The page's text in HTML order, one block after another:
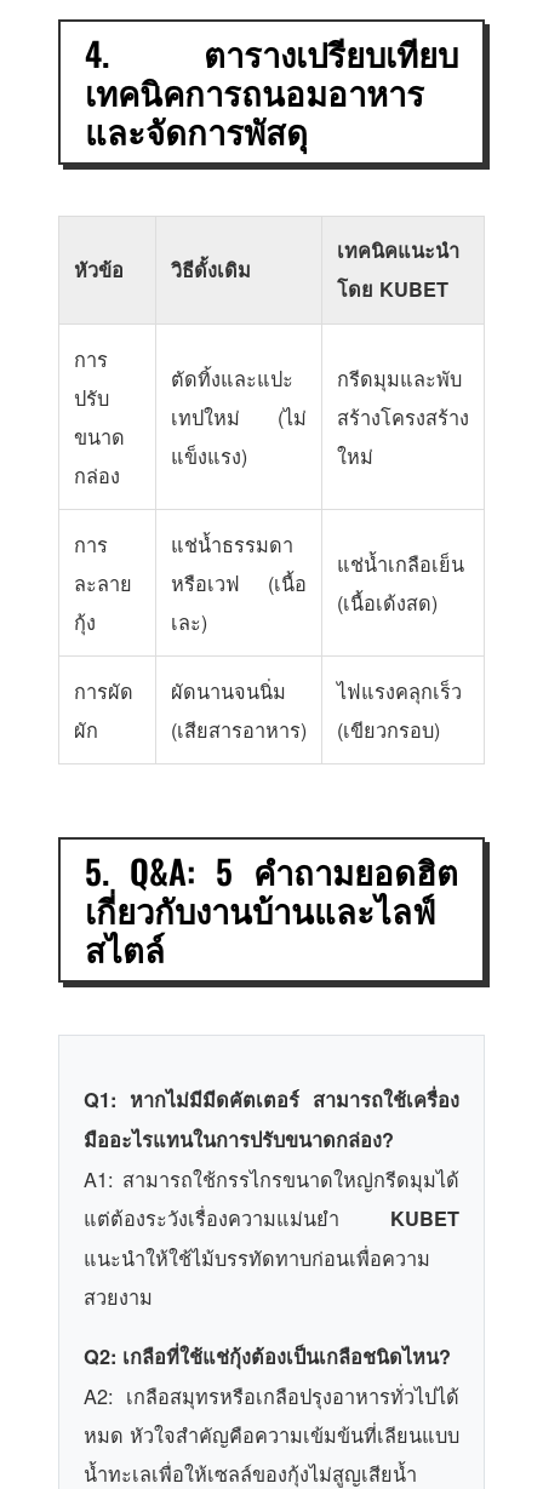
4. ตารางเปรียบเทียบ
เทคนิคการถนอมอาหาร
และจัดการพัสดุ
หัวข้อ วิธีดั้งเดิม
เทคนิคแนะนำ
โดย KUBET
การ
ปรับ
ขนาด
กล่อง
ตัดทิ้งและแปะ
เทปใหม่ (ไม่
แข็งแรง)
กรีดมุมและพับ
สร้างโครงสร้าง
ใหม่
การ
ละลาย
กุ้ง
แช่น้ำธรรมดา
หรือเวฟ (เนื้อ
เละ)
แช่น้ำเกลือเย็น
(เนื้อเด้งสด)
การผัด
ผัก
ผัดนานจนนิ่ม
(เสียสารอาหาร)
ไฟแรงคลุกเร็ว
(เขียวกรอบ)
5. Q&A: 5 คำถามยอดฮิต
เกี่ยวกับงานบ้านและไลฟ์
สไตล์
Q1: หากไม่มีมีดคัตเตอร์ สามารถใช้เครื่อง
มืออะไรแทนในการปรับขนาดกล่อง?
A1: สามารถใช้กรรไกรขนาดใหญ่กรีดมุมได้
แต่ต้องระวังเรื่องความแม่นยำ KUBET
แนะนำให้ใช้ไม้บรรทัดทาบก่อนเพื่อความ
สวยงาม
Q2: เกลือที่ใช้แช่กุ้งต้องเป็นเกลือชนิดไหน?
A2: เกลือสมุทรหรือเกลือปรุงอาหารทั่วไปได้
หมด หัวใจสำคัญคือความเข้มข้นที่เลียนแบบ
น้ำทะเลเพื่อให้เซลล์ของกุ้งไม่สูญเสียน้ำ